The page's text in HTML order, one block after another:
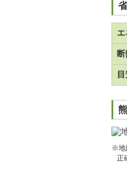
※地
正